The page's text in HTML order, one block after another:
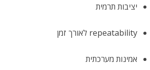
יציבות תרמית
repeatability לאורך זמן
אמינות מערכתית